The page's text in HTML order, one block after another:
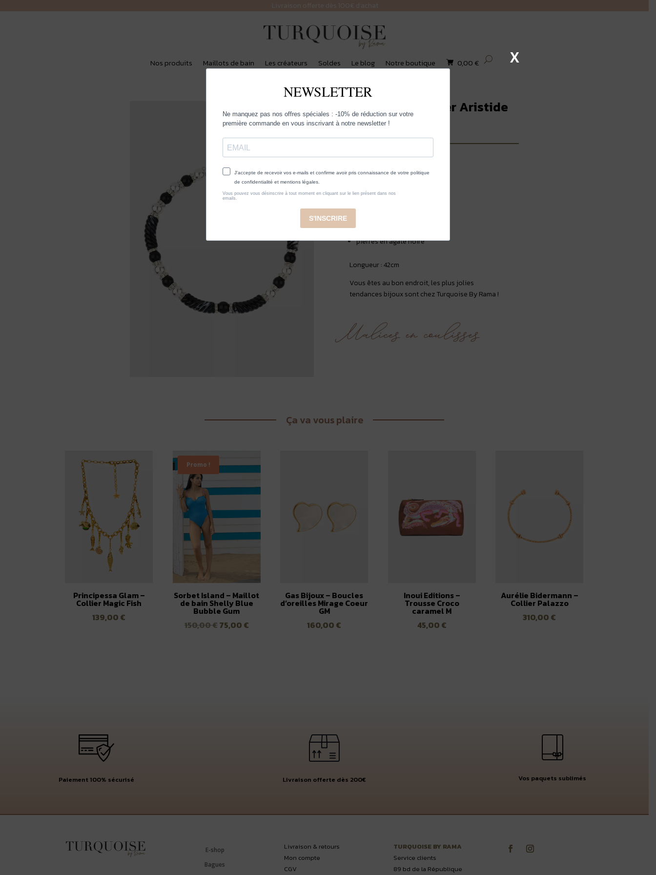
Livraison offerte dès 100€ d’achat
Nos produits Maillots de bain Les créateurs Soldes Le blog Notre boutique 0,00 €
Hypso Paris – Collier Aristide
145,00€
pierres en agate noire
Longueur : 42cm
Vous êtes au bon endroit, les plus jolies
tendances bijoux sont chez Turquoise By Rama !
Ça va vous plaire
Principessa Glam –
Collier Magic Fish
139,00 €
Promo !
Sorbet Island – Maillot
de bain Shelly Blue
Bubble Gum
150,00€ Le
75,00 €Le
Gas Bijoux – Boucles
d’oreilles Mirage Coeur
GM
160,00 €
Inoui Editions –
Trousse Croco
caramel M
45,00 €
Aurélie Bidermann –
Collier Palazzo
310,00 €
Paiement 100% sécurisé Livraison offerte dès 200€ Vos paquets sublimés
E-shop
Bagues
Livraison & retours
Mon compte
CGV
TURQUOISE BY RAMA
Service clients
89 bd de la République
X